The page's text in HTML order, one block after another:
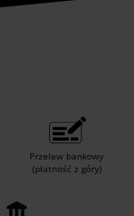
Przelew bankowy
(płatność z góry)